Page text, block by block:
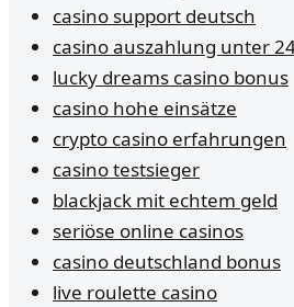
casino support deutsch
casino auszahlung unter
lucky dreams casino bonus
casino hohe einsätze
crypto casino erfahrungen
casino testsieger
blackjack mit echtem geld
seriöse online casinos
casino deutschland bonus
live roulette casino